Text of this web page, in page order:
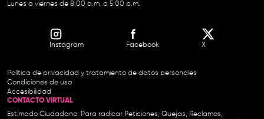
Lunes a viernes de 8:00 a.m. a 5:00 p.m.
Instagram Facebook X
Política de privacidad y tratamiento de datos personales
Condiciones de uso
Accesibilidad
CONTACTO VIRTUAL
Estimado Ciudadano: Para radicar Peticiones, Quejas, Reclamos,